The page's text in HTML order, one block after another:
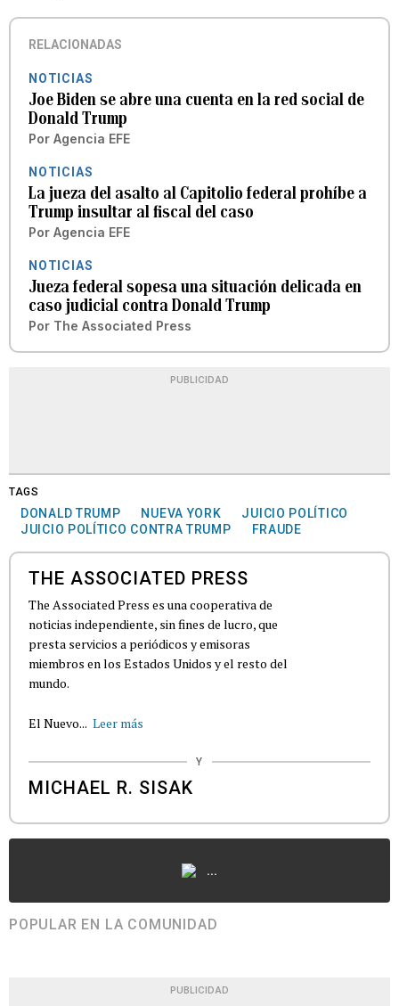
RELACIONADAS
NOTICIAS
Joe Biden se abre una cuenta en la red social de
Donald Trump
Por Agencia EFE
NOTICIAS
La jueza del asalto al Capitolio federal prohíbe a
Trump insultar al fiscal del caso
Por Agencia EFE
NOTICIAS
Jueza federal sopesa una situación delicada en
caso judicial contra Donald Trump
Por The Associated Press
PUBLICIDAD
TAGS
DONALD TRUMP NUEVA YORK
JUICIO POLÍTICO
JUICIO POLÍTICO CONTRA TRUMP
FRAUDE
THE ASSOCIATED PRESS
The Associated Press es una cooperativa de
noticias independiente, sin fines de lucro, que
presta servicios a periódicos y emisoras
miembros en los Estados Unidos y el resto del
mundo.
El Nuevo... Leer más
Y
MICHAEL R. SISAK
...
POPULAR EN LA COMUNIDAD
PUBLICIDAD